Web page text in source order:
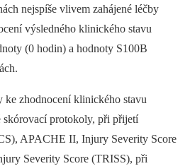
nejspíše vlivem zahájené léčby
výsledného klinického stavu
(0 hodin) a hodnoty S100B
zhodnocení klinického stavu
skórovací protokoly, při přijetí
APACHE II, Injury Severity Score
Severity Score (TRISS), při